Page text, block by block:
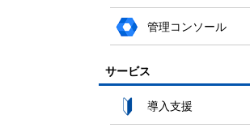
管理コンソール
サービス
導入支援